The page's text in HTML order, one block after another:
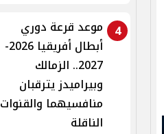
4
موعد قرعة دوري
أبطال أفريقيا 2026-
2027.. الزمالك
وبيراميدز يترقبان
منافسيهما والقنوات
الناقلة